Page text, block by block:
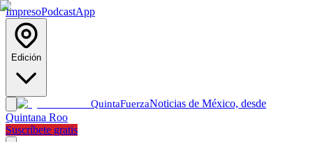
ImpresoPodcastApp
Edición
QuintaFuerzaNoticias de México, desde
Quintana Roo
Suscríbete gratis